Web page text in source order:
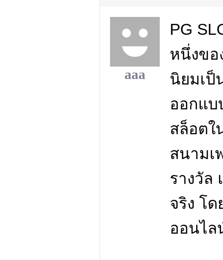
aaa
PG
หนึ่งขอ
นิยมเป็
ออกแบ
สล็อตใ
สนามเ
รางวัล
จริง โ
ออนไ